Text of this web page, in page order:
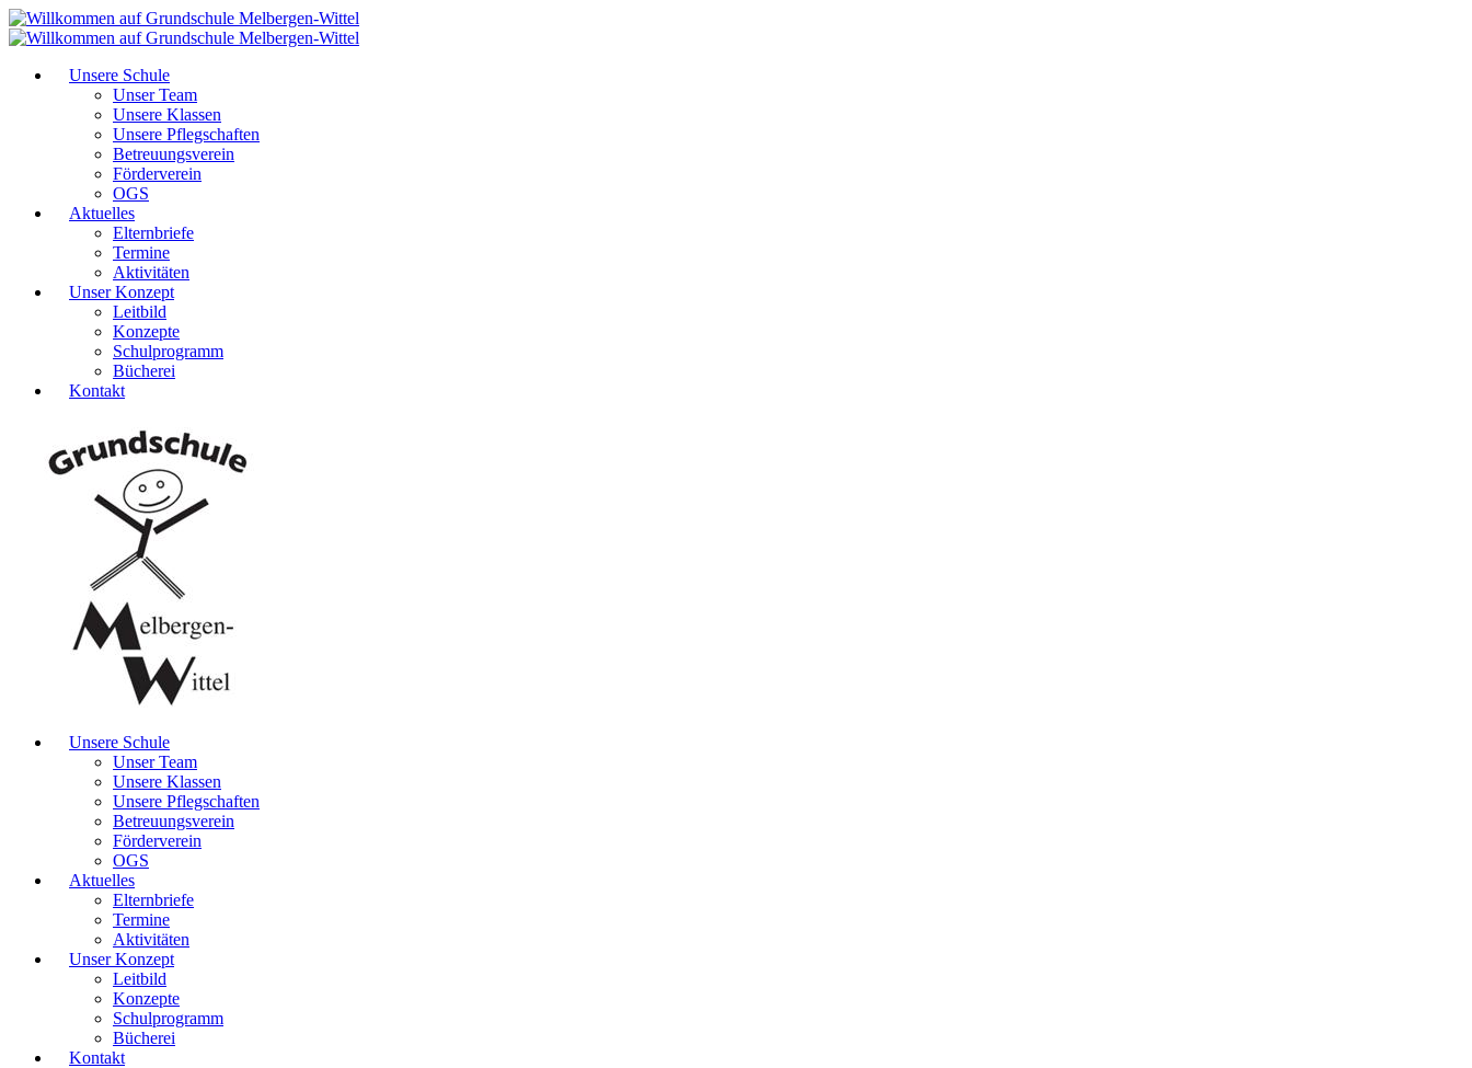
Unsere Schule
Unser Team
Unsere Klassen
Unsere Pflegschaften
Betreuungsverein
Förderverein
OGS
Aktuelles
Elternbriefe
Termine
Aktivitäten
Unser Konzept
Leitbild
Konzepte
Schulprogramm
Bücherei
Kontakt
Unsere Schule
Unser Team
Unsere Klassen
Unsere Pflegschaften
Betreuungsverein
Förderverein
OGS
Aktuelles
Elternbriefe
Termine
Aktivitäten
Unser Konzept
Leitbild
Konzepte
Schulprogramm
Bücherei
Kontakt